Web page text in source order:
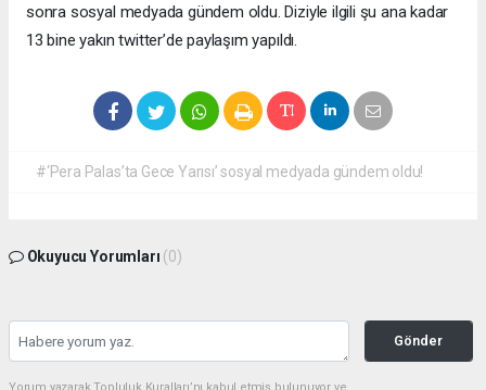
sonra sosyal medyada gündem oldu. Diziyle ilgili şu ana kadar
13 bine yakın twitter’de paylaşım yapıldı.
#‘Pera Palas’ta Gece Yarısı’ sosyal medyada gündem oldu!
Okuyucu Yorumları (0)
Gönder